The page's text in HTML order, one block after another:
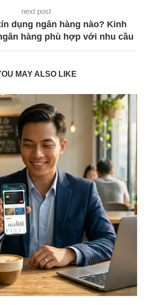
next post
dụng ngân hàng nào? Kinh
hàng phù hợp với nhu cầu
MAY ALSO LIKE